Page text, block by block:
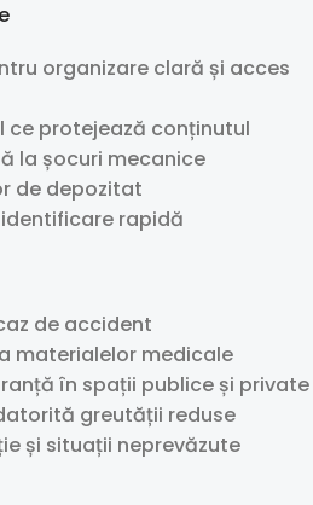
organizare clară și acces
protejează conținutul
la șocuri mecanice
de depozitat
rapidă
de accident
materialelor medicale
în spații publice și private
greutății reduse
și situații neprevăzute